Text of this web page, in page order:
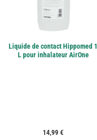
Liquide de contact Hippomed 1
L pour inhalateur AirOne
Prix régulier :
14,99 €